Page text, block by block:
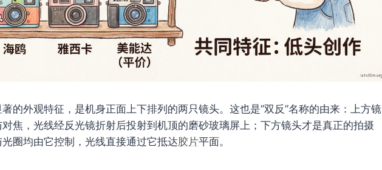
的外观特征，是机身正面上下排列的两只镜头。这也是”双反”名称的由来：上方镜
焦，光线经反光镜折射后投射到机顶的磨砂玻璃屏上；下方镜头才是真正的拍摄
圈均由它控制，光线直接通过它抵达胶片平面。